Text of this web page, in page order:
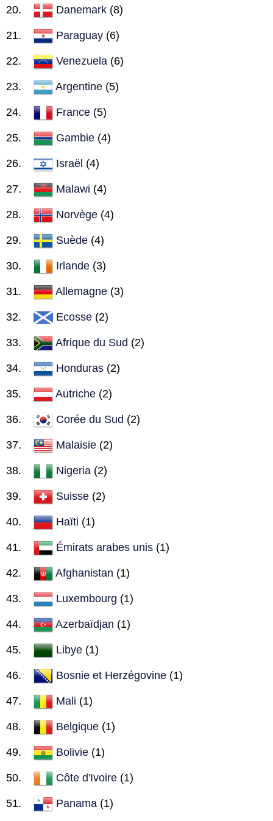
Danemark (8)
Paraguay (6)
Venezuela (6)
Argentine (5)
France (5)
Gambie (4)
Israël (4)
Malawi (4)
Norvège (4)
Suède (4)
Irlande (3)
Allemagne (3)
Ecosse (2)
Afrique du Sud (2)
Honduras (2)
Autriche (2)
Corée du Sud (2)
Malaisie (2)
Nigeria (2)
Suisse (2)
Haïti (1)
Émirats arabes unis (1)
Afghanistan (1)
Luxembourg (1)
Azerbaïdjan (1)
Libye (1)
Bosnie et Herzégovine (1)
Mali (1)
Belgique (1)
Bolivie (1)
Côte d'Ivoire (1)
Panama (1)